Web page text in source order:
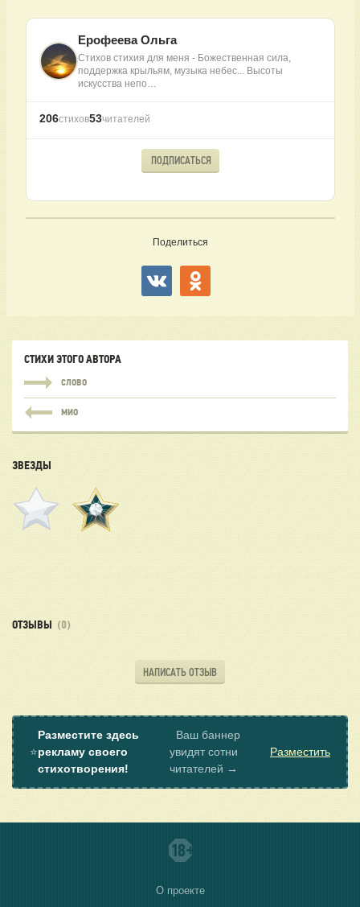
Ерофеева Ольга
Стихов стихия для меня - Божественная сила,
поддержка крыльям, музыка небес... Высоты
искусства непо…
206стихов53читателей
ПОДПИСАТЬСЯ
Поделиться
СТИХИ ЭТОГО АВТОРА
СЛОВО
МИО
ЗВЕЗДЫ
ОТЗЫВЫ (0)
НАПИСАТЬ ОТЗЫВ
⭐
Разместите здесь
рекламу своего
стихотворения!
Ваш баннер
увидят сотни
читателей →
Разместить
О проекте